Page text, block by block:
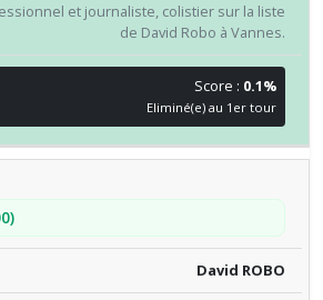
et journaliste, colistier sur la liste
de David Robo à Vannes.
Score : 0.1%
Eliminé(e) au 1er tour
David ROBO